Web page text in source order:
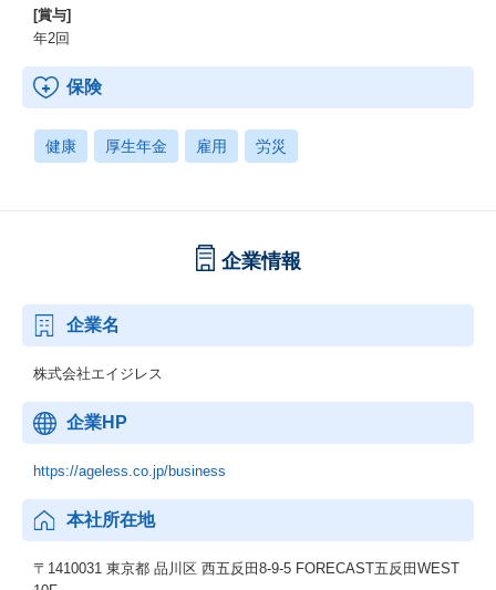
[賞与]
年2回
保険
健康 厚生年金 雇用 労災
企業情報
企業名
株式会社エイジレス
企業HP
https://ageless.co.jp/business
本社所在地
〒1410031 東京都 品川区 西五反田8-9-5 FORECAST五反田WEST